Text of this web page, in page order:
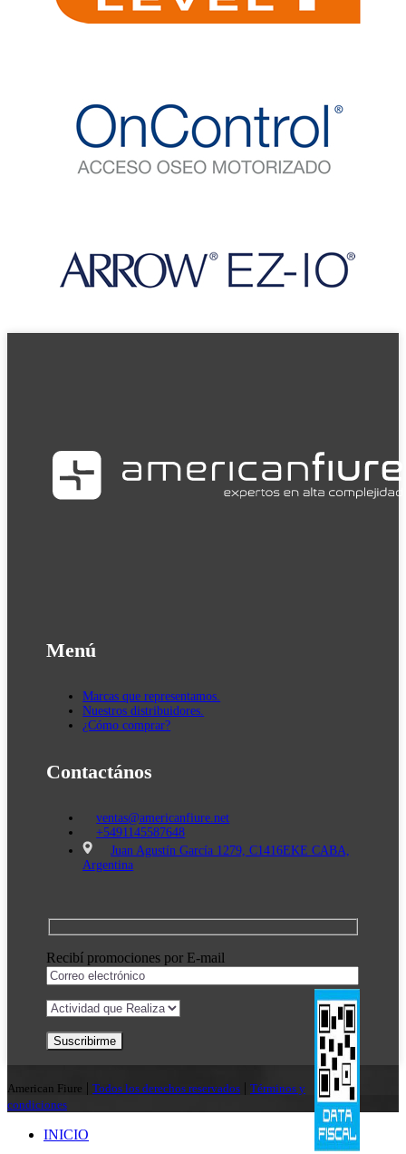
Menú
Marcas que representamos.
Nuestros distribuidores.
¿Cómo comprar?
Contactános
ventas@americanfiure.net
+5491145587648
Juan Agustín García 1279, C1416EKE CABA,
Argentina
Recibí promociones por E-mail
American Fiure | Todos los derechos reservados | Términos y
condiciones
INICIO